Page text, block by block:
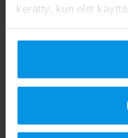
kerätty, kun olet
tarkastaa
www.digita.fi/